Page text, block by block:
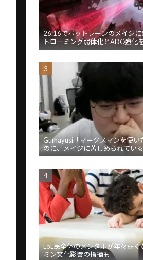
26.16でボットレーンのメイジ
トローミング弱体化とADC強化
Gumayusi「マークスマンを使い
のに、メイジに苦しめられてい
タに苦言
LoL民全体のメンタルが年々弱
ミン文化影響の指摘も